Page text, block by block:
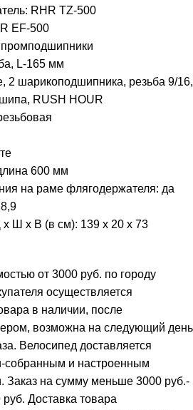
RHR TZ-500
EF-500
L-165 мм
шарикоподшипника, резьба 9/16,
RUSH HOUR
600 мм
на раме флягодержателя: да
Ш х В (в см): 139 х 20 х 73
от 3000 руб. по городу
осуществляется
в наличии, после
возможна на следующий день
Велосипед доставляется
собранным и настроенным
Заказ на сумму меньше 3000 руб.-
Доставка товара